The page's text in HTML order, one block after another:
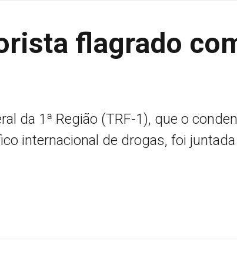
flagrado
da 1ª Região (TRF-1), que o
internacional de drogas, foi